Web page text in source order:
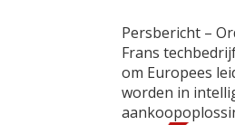
Persbericht –
Frans
om Europees
worden in